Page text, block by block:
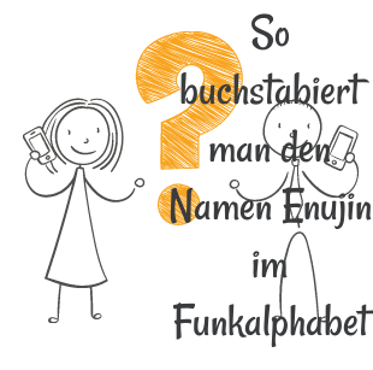
So
buchstabiert
man den
Namen Enujin
im
Funkalphabet